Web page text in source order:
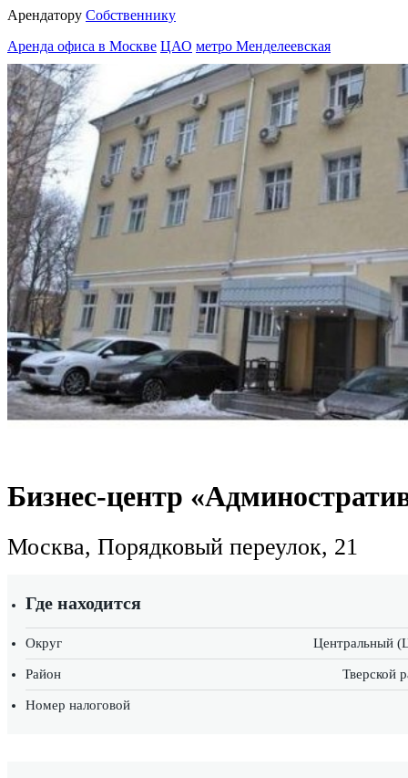
Арендатору Собственнику
Аренда офиса в Москве ЦАО метро Менделеевская
Бизнес-центр
Москва, Порядковый переулок, 21
Где находится
Округ Центральный
Район Тверской
Номер налоговой